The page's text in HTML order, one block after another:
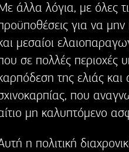
άλλα λόγια, με όλες
για να μην
μεσαίοι
σε πολλές περιοχές
της ελιάς
που
μη καλυπτόμενο
η πολιτική